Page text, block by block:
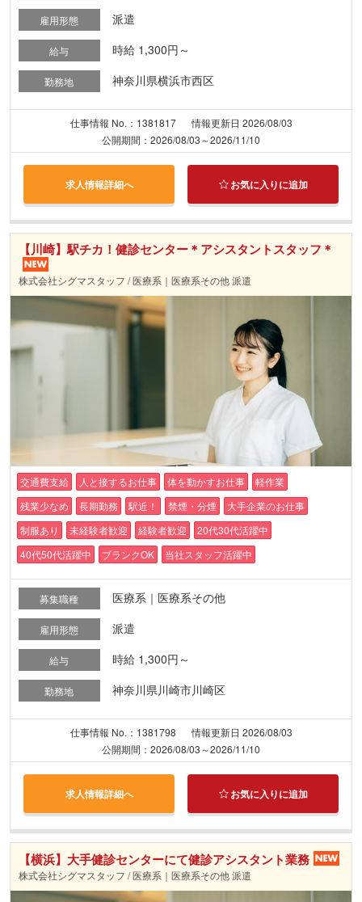
雇用形態 派遣
給与 時給 1,300円～
勤務地 神奈川県横浜市西区
仕事情報 No.：1381817
情報更新日 2026/08/03
公開期間：2026/08/03～2026/11/10
求人情報詳細へ お気に入りに追加
【川崎】駅チカ！健診センター＊アシスタントスタッフ＊
株式会社シグマスタッフ / 医療系｜医療系その他 派遣
交通費支給 人と接するお仕事 体を動かすお仕事
軽作業
残業少なめ
長期勤務 駅近！ 禁煙・分煙
大手企業のお仕事
制服あり
未経験者歓迎 経験者歓迎
20代30代活躍中
40代50代活躍中
ブランクOK 当社スタッフ活躍中
募集職種 医療系｜医療系その他
雇用形態 派遣
給与 時給 1,300円～
勤務地 神奈川県川崎市川崎区
仕事情報 No.：1381798
情報更新日 2026/08/03
公開期間：2026/08/03～2026/11/10
求人情報詳細へ お気に入りに追加
【横浜】大手健診センターにて健診アシスタント業務
株式会社シグマスタッフ / 医療系｜医療系その他 派遣